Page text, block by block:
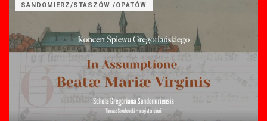
SANDOMIERZ/STASZÓW /OPATÓW